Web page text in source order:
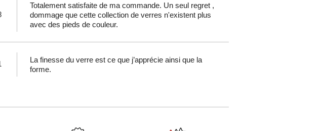
Totalement satisfaite de ma commande. Un seul regret ,
dommage que cette collection de verres n'existent plus
avec des pieds de couleur.
La finesse du verre est ce que j’apprécie ainsi que la
forme.